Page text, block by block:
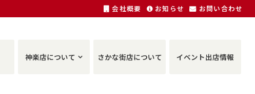
会社概要 お知らせ お問い合わせ
神楽店について さかな街店について イベント出店情報